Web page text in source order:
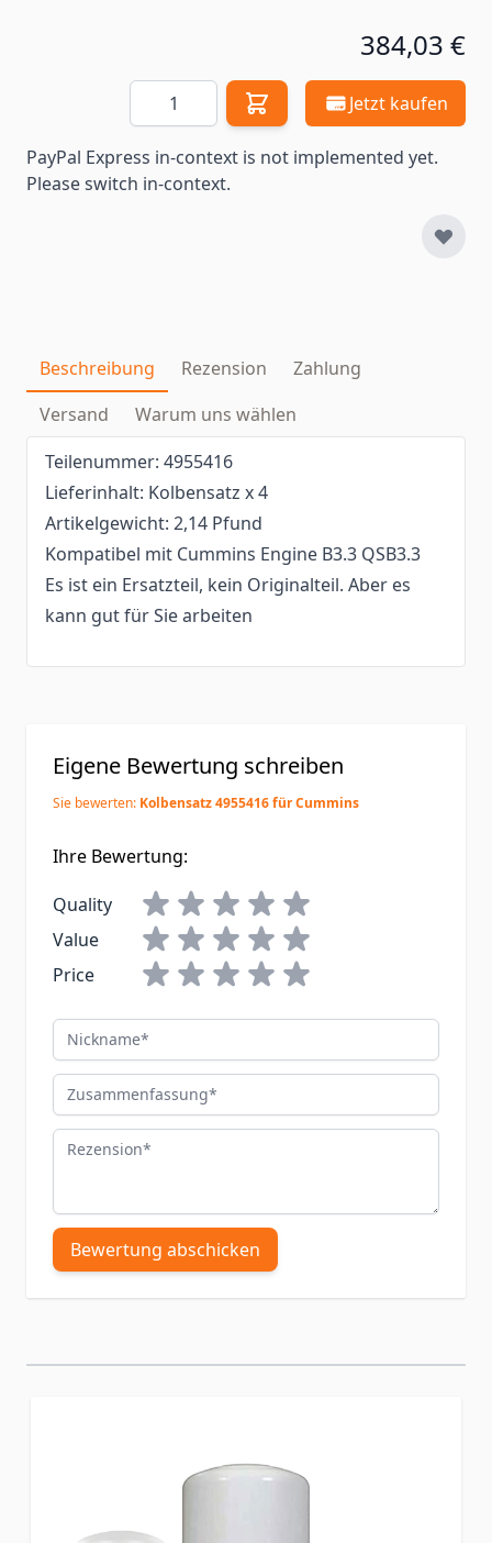
384,03 €
Menge Jetzt kaufen
PayPal Express in-context is not implemented yet.
Please switch in-context.
Beschreibung Rezension
Zahlung
Versand
Warum uns wählen
Teilenummer: 4955416
Lieferinhalt: Kolbensatz x 4
Artikelgewicht: 2,14 Pfund
Kompatibel mit Cummins Engine B3.3 QSB3.3
Es ist ein Ersatzteil, kein Originalteil. Aber es
kann gut für Sie arbeiten
Eigene Bewertung schreiben
Sie bewerten: Kolbensatz 4955416 für Cummins
Ihre Bewertung:
Quality
Value
Price
Nickname
Zusammenfassung
Rezension
Bewertung abschicken